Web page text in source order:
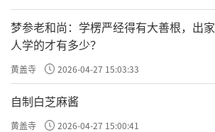
梦参老和尚：学楞严经得有大善根，出家
人学的才有多少？
黄盖寺 2026-04-27 15:03:33
自制白芝麻酱
黄盖寺 2026-04-27 15:00:41